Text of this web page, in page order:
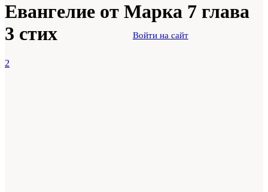
Войти на сайт
Евангелие от Марка 7 глава
3 стих
2